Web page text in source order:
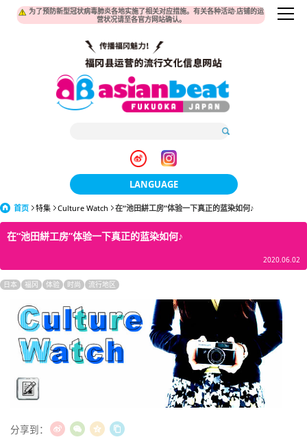
为了预防新型冠状病毒肺炎各地实施了相关对应措施。有关各种活动·店铺的运
营状况请至各官方网站确认。
LANGUAGE
日本語
한국어
English
ภาษาไทย
tiéng Viêt
Bahasa Indonesia
首页 特集 Culture Watch 在“池田絣工房”体验一下真正的蓝染如何♪
在“池田絣工房”体验一下真正的蓝染如何♪
2020.06.02
日本 福冈 体验 时尚 流行地区
分享到：